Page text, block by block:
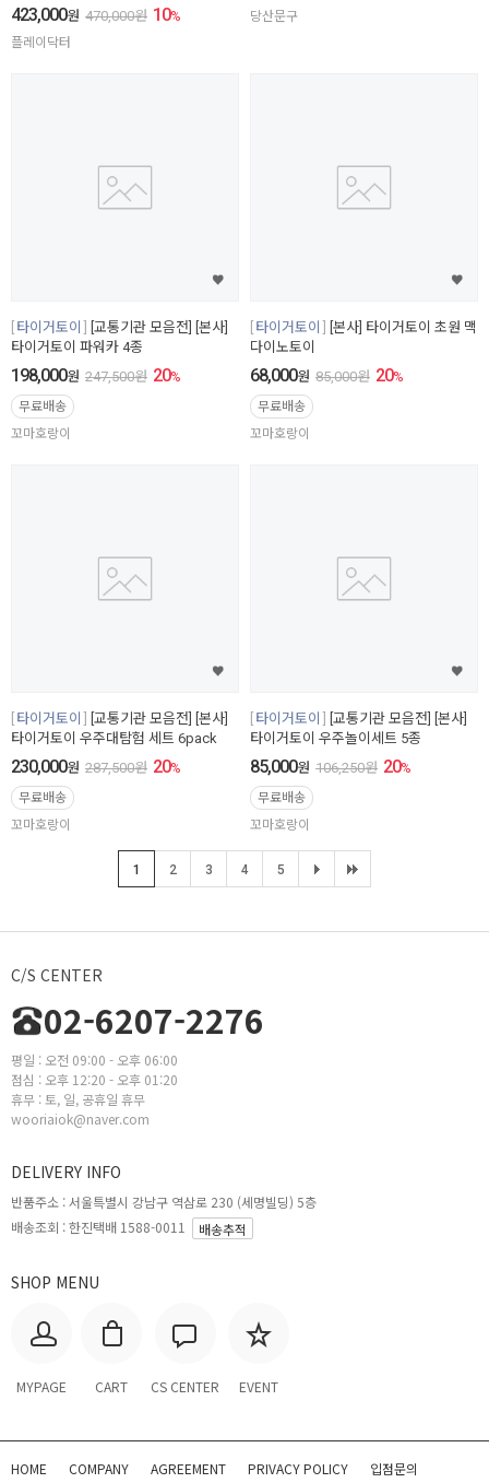
423,000원 470,000원 10%
플레이닥터
당산문구
타이거토이
[교통기관 모음전] [본사]
타이거토이 파워카 4종
198,000원 247,500원 20%
무료배송
꼬마호랑이
타이거토이
[본사] 타이거토이 초원 맥
다이노토이
68,000원 85,000원 20%
무료배송
꼬마호랑이
타이거토이
[교통기관 모음전] [본사]
타이거토이 우주대탐험 세트 6pack
230,000원 287,500원 20%
무료배송
꼬마호랑이
타이거토이
[교통기관 모음전] [본사]
타이거토이 우주놀이세트 5종
85,000원 106,250원 20%
무료배송
꼬마호랑이
1 2 3 4 5
C/S CENTER
02-6207-2276
평일 : 오전 09:00 - 오후 06:00
점심 : 오후 12:20 - 오후 01:20
휴무 : 토, 일, 공휴일 휴무
wooriaiok@naver.com
SHOP MENU
MYPAGE CART CS CENTER EVENT
DELIVERY INFO
반품주소 :서울특별시 강남구 역삼로 230 (세명빌딩) 5층
배송조회 : 한진택배 1588-0011
배송추적
HOME COMPANY AGREEMENT PRIVACY POLICY 입점문의